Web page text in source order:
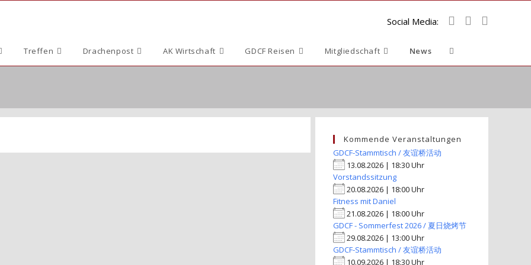
Social Media:
Treffen Drachenpost AK Wirtschaft GDCF Reisen Mitgliedschaft News Website-
umschalten
Kommende Veranstaltungen
GDCF-Stammtisch / 友谊桥活动
13.08.2026 | 18:30 Uhr
Vorstandssitzung
20.08.2026 | 18:00 Uhr
Fitness mit Daniel
21.08.2026 | 18:00 Uhr
GDCF - Sommerfest 2026 / 夏日烧烤节
29.08.2026 | 13:00 Uhr
GDCF-Stammtisch / 友谊桥活动
10.09.2026 | 18:30 Uhr